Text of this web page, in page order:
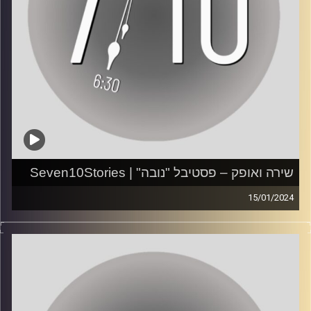
בשבעה אומרים שלפחות היו לה חיים טובים. חשבתי 'סבבה,
אני אמות פה והחיים ימשיכו'". בין מטחי היריות שמעה ציוץ
ציפורים. "זה הרגיע אותי שהטבע לא משתנה בגלל הרוע
האנושי".
ראיון: הדר לוי
צילום: גדי מזרחי ותומר שטילר
עריכת וידאו: ענבר בוחניק
עריכת פודקאסט: עינת סחייק
עמוד האינסטגרם של הפרויקט:
https://www.instagram.com/seven10stories/
עמוד היוטיוב של
https://www.youtube.com/watch?v=rn-
58VDLF5g
שירה ואופק – פסטיבל "נובה" | Seven10Stories
15/01/2024
*אזהרת תוכן קשה לשמיעה*
"אני רצה ואומרת לאמא שלי בטלפון: 'מחבלים רודפים אחריי!
אני מעדיפה שתקברי אותי מאשר להיות חטופה'".
שירה הסל, בת 21 ואופק זוהר, בן 22, שניהם מגני תקווה, ברחו